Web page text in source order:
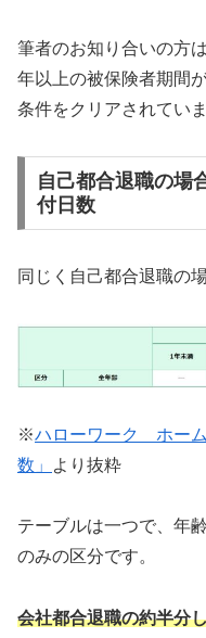
筆者のお知り合いの方
年以上の被保険者期間
条件をクリアされていま
自己都合退職の場
付日数
同じく自己都合退職の
※ハローワーク ホーム
数」
より抜粋
テーブルは一つで、年
のみの区分です。
会社都合退職の約半分